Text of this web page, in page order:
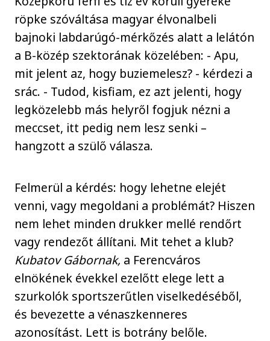
röpke szóváltása magyar élvonalbeli
bajnoki labdarúgó-mérkőzés alatt a lelátón
a B-közép szektorának közelében: - Apu,
mit jelent az, hogy buziemelesz? - kérdezi a
srác. - Tudod, kisfiam, ez azt jelenti, hogy
legközelebb más helyről fogjuk nézni a
meccset, itt pedig nem lesz senki –
hangzott a szülő válasza.
Felmerül a kérdés: hogy lehetne elejét
venni, vagy megoldani a problémát? Hiszen
nem lehet minden drukker mellé rendőrt
vagy rendezőt állítani. Mit tehet a klub?
Kubatov Gábornak, a Ferencváros
elnökének évekkel ezelőtt elege lett a
szurkolók sportszerűtlen viselkedéséből,
és bevezette a vénaszkenneres
azonosítást. Lett is botrány belőle.